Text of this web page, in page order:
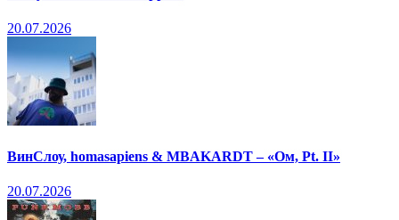
20.07.2026
ВинСлоу, homasapiens & MBAKARDT – «Ом, Pt. II»
20.07.2026